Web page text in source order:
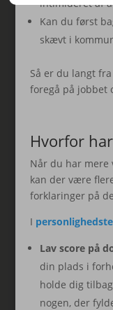
intimideret af
Kan du først
skævt i
Så er du langt
foregå på jobbet
Hvorfor
Når du har mere
kan der være
forklaringer på
I
Lav score på
din plads i
holde dig
nogen, der